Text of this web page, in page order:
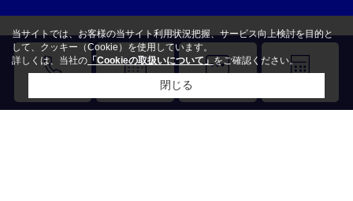
当サイトでは、お客様の当サイト利用状況把握、サービス向上検討を目的と
して、クッキー（Cookie）を使用しています。
詳しくは、当社の 「Cookieの取扱いについて」 をご確認ください。
閉じる